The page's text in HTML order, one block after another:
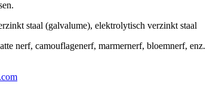
staal (galvalume), elektrolytisch verzinkt staal
nerf, camouflagenerf, marmernerf, bloemnerf, enz.